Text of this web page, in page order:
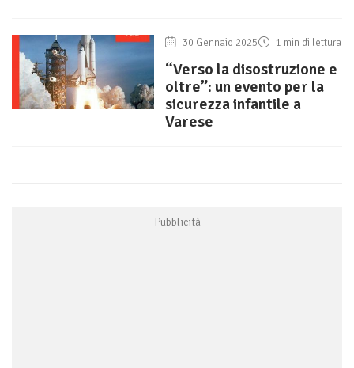
30 Gennaio 2025 1 min di lettura
“Verso la disostruzione e
oltre”: un evento per la
sicurezza infantile a
Varese